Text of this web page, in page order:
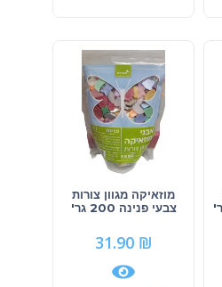
מוזאיקה מגוון צורות
צבעי פנינה 200 גר'
31.90 ₪